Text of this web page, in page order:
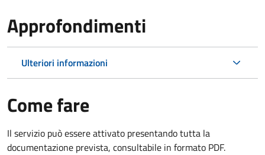
Approfondimenti
Ulteriori informazioni
Come fare
Il servizio può essere attivato presentando tutta la
documentazione prevista, consultabile in formato PDF.